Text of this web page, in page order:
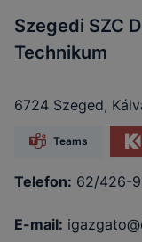
Szegedi SZC
Technikum
6724 Szeged,
Teams
Telefon: 62/426-
E-mail: